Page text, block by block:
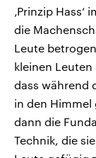
‚Prinzip
die
Leute
kleinen
dass während
in den Himmel
dann die
Technik, die